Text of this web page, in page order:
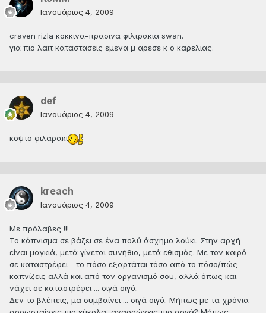
Ιανουάριος 4, 2009
craven rizla κοκκινα-πρασινα φιλτρακια swan.
για πιο λαιτ καταστασεις εμενα μ αρεσε κ ο καρελιας.
def
Ιανουάριος 4, 2009
κοψτο φιλαρακι
kreach
Ιανουάριος 4, 2009
Με πρόλαβες !!!
Το κάπνισμα σε βάζει σε ένα πολύ άσχημο λούκι. Στην αρχή
είναι μαγκιά, μετά γίνεται συνήθιο, μετά εθισμός. Με τον καιρό
σε καταστρέφει - το πόσο εξαρτάται τόσο από το πόσο/πώς
καπνίζεις αλλά και από τον οργανισμό σου, αλλά όπως και
νάχει σε καταστρέφει ... σιγά σιγά.
Δεν το βλέπεις, μα συμβαίνει ... σιγά σιγά. Μήπως με τα χρόνια